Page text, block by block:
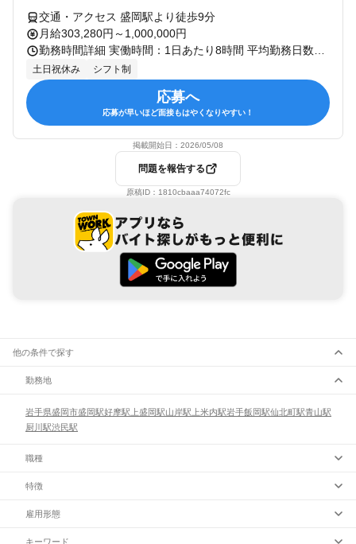
交通・アクセス 盛岡駅より徒歩9分
月給303,280円～1,000,000円
土日祝休み シフト制
応募へ
応募が早いほど面接もはやくなりやすい！
掲載開始日： 2026/05/08
問題を報告する
原稿ID： 1810cbaaa74072fc
他の条件で探す
勤務地
岩手県盛岡市盛岡駅好摩駅 上盛岡駅山岸駅 上米内駅岩手飯岡駅仙北町駅青山駅
厨川駅渋民駅
職種
特徴
雇用形態
キーワード